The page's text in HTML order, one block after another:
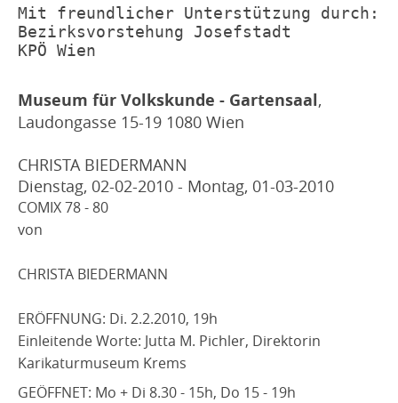
Mit freundlicher Unterstützung durch:
Bezirksvorstehung Josefstadt
KPÖ Wien
Museum für Volkskunde - Gartensaal,
Laudongasse 15-19 1080 Wien
CHRISTA BIEDERMANN
Dienstag, 02-02-2010 - Montag, 01-03-2010
COMIX 78 - 80
von
CHRISTA BIEDERMANN
ERÖFFNUNG: Di. 2.2.2010, 19h
Einleitende Worte: Jutta M. Pichler, Direktorin
Karikaturmuseum Krems
GEÖFFNET: Mo + Di 8.30 - 15h, Do 15 - 19h